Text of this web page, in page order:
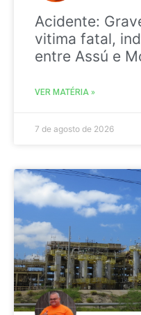
Acidente:
vitima fatal,
entre Assú e
VER MATÉRIA »
7 de agosto de 2026